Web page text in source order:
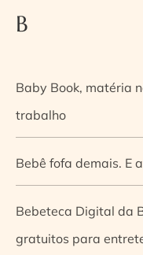
B
Baby Book, matéria
trabalho
Bebê fofa demais. E
Bebeteca Digital da
gratuitos para